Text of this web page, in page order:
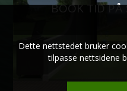
BOOK TID PÅ
Dette nettstedet bruker
tilpasse nettsidene